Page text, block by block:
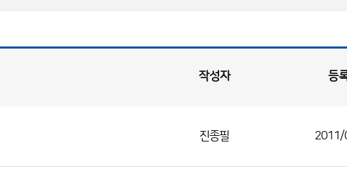
작성자 등
진종필 2011/